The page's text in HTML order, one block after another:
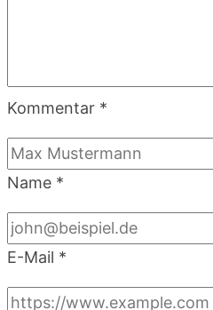
Kommentar *
Name *
E-Mail *